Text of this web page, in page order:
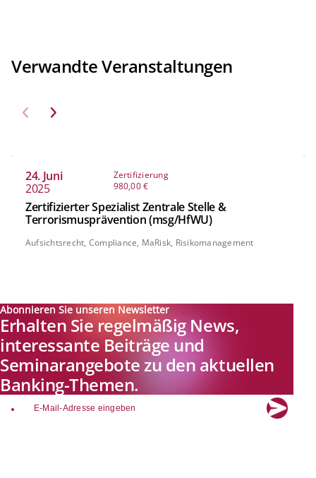
Verwandte Veranstaltungen
24. Juni
2025
Zertifizierung
980,00 €
Zertifizierter Spezialist Zentrale Stelle &
Terrorismusprävention (msg/HfWU)
Aufsichtsrecht, Compliance, MaRisk, Risikomanagement
Abonnieren Sie unseren Newsletter
Erhalten Sie regelmäßig News,
interessante Beiträge und
Seminarangebote zu den aktuellen
Banking-Themen.
email